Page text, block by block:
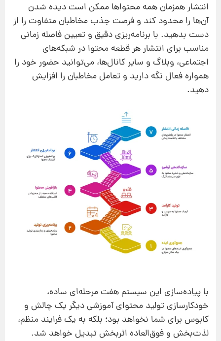
انتشار همزمان همه محتواها ممکن است دیده شدن
آن‌ها را محدود کند و فرصت جذب مخاطبان متفاوت را از
دست بدهید. با برنامه‌ریزی دقیق و تعیین فاصله زمانی
مناسب برای انتشار هر قطعه محتوا در شبکه‌های
اجتماعی، وبلاگ و سایر کانال‌ها، می‌توانید حضور خود را
همواره فعال نگه دارید و تعامل مخاطبان را افزایش
دهید.
با پیاده‌سازی این سیستم هفت مرحله‌ای ساده،
خودکارسازی تولید محتوای آموزشی دیگر یک چالش و
کابوس برای شما نخواهد بود؛ بلکه به یک فرایند منظم،
لذت‌بخش و فوق‌العاده اثربخش تبدیل خواهد شد.